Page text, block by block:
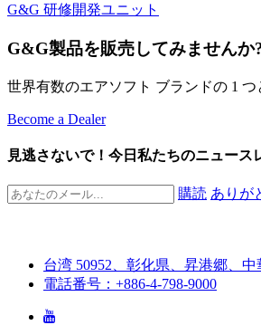
G&G 研修開発ユニット
G&G製品を販売してみませんか
世界有数のエアソフト ブランドの 1 つ
Become a Dealer
見逃さないで！今日私たちのニュース
購読 ありが
台湾 50952、彰化県、昇港郷、中
電話番号：+886-4-798-9000